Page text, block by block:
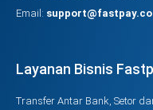
Email:
Layanan Bisnis
Transfer Antar Bank, Setor